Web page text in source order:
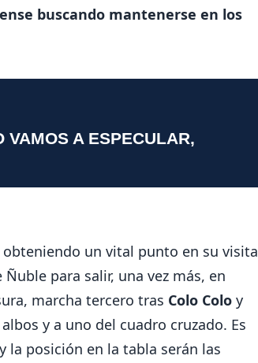
buscando mantenerse en los
A ESPECULAR,
un vital punto en su visita
para salir, una vez más, en
marcha tercero tras Colo Colo y
y a uno del cuadro cruzado. Es
la posición en la tabla serán las